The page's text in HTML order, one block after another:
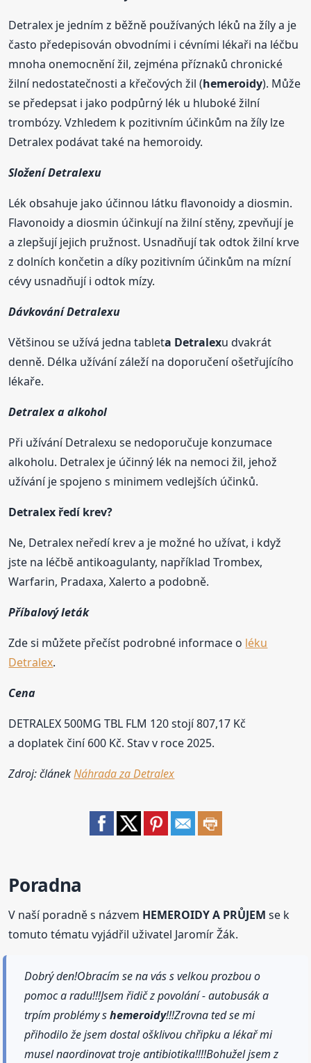
Detralex je jedním z běžně používaných léků na žíly a je
často předepisován obvodními i cévními lékaři na léčbu
mnoha onemocnění žil, zejména příznaků chronické
žilní nedostatečnosti a křečových žil (hemeroidy). Může
se předepsat i jako podpůrný lék u hluboké žilní
trombózy. Vzhledem k pozitivním účinkům na žíly lze
Detralex podávat také na hemoroidy.
Složení Detralexu
Lék obsahuje jako účinnou látku flavonoidy a diosmin.
Flavonoidy a diosmin účinkují na žilní stěny, zpevňují je
a zlepšují jejich pružnost. Usnadňují tak odtok žilní krve
z dolních končetin a díky pozitivním účinkům na mízní
cévy usnadňují i odtok mízy.
Dávkování Detralexu
Většinou se užívá jedna tableta Detralexu dvakrát
denně. Délka užívání záleží na doporučení ošetřujícího
lékaře.
Detralex a alkohol
Při užívání Detralexu se nedoporučuje konzumace
alkoholu. Detralex je účinný lék na nemoci žil, jehož
užívání je spojeno s minimem vedlejších účinků.
Detralex ředí krev?
Ne, Detralex neředí krev a je možné ho užívat, i když
jste na léčbě antikoagulanty, například Trombex,
Warfarin, Pradaxa, Xalerto a podobně.
Příbalový leták
Zde si můžete přečíst podrobné informace o léku
Detralex.
Cena
DETRALEX 500MG TBL FLM 120 stojí 807,17 Kč
a doplatek činí 600 Kč. Stav v roce 2025.
Zdroj: článekNáhrada za Detralex
Poradna
V naší poradně s názvem HEMEROIDY A PRŮJEM se k
tomuto tématu vyjádřil uživatel Jaromír Žák.
Dobrý den!Obracím se na vás s velkou prozbou o
pomoc a radu!!!Jsem řidič z povolání - autobusák a
trpím problémy shemeroidy!!!Zrovna ted se mi
přihodilo že jsem dostal ošklivou chřipku a lékař mi
musel naordinovat troje antibiotika!!!!Bohužel jsem z